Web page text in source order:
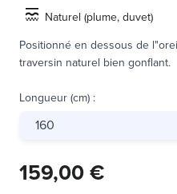
Naturel (plume, duvet)
Positionné en dessous de
traversin naturel bien gonflant.
Longueur (cm) :
160
159,00 €